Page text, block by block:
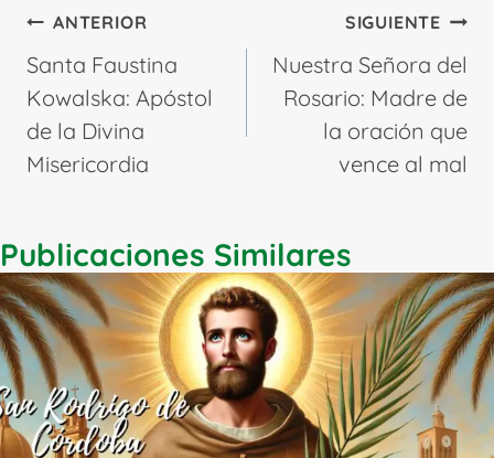
Navegación
de
entradas
ANTERIOR
Santa Faustina
Kowalska: Apóstol
de la Divina
Misericordia
SIGUIENTE
Nuestra Señora del
Rosario: Madre de
la oración que
vence al mal
Publicaciones Similares